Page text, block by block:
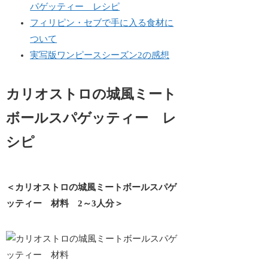
パゲッティー レシピ
フィリピン・セブで手に入る食材に
ついて
実写版ワンピースシーズン2の感想
カリオストロの城風ミート
ボールスパゲッティー レ
シピ
＜カリオストロの城風ミートボールスパゲ
ッティー 材料 2～3人分＞